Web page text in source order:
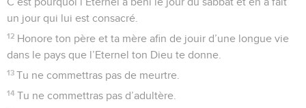
un jour qui lui est consacré.
12 Honore ton père et ta mère afin de jouir d’une longue vie
dans le pays que l’Eternel ton Dieu te donne.
13 Tu ne commettras pas de meurtre.
14 Tu ne commettras pas d’adultère.